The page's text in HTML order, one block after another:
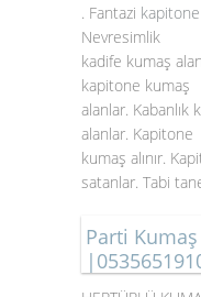
. Fantazi
Nevresimlik
kadife kumaş
kapitone kumaş
alanlar. Kabanlık
alanlar. Kapitone
kumaş alınır.
satanlar. Tabi
Parti